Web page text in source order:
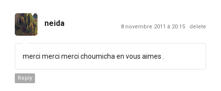
neida 8 novembre 2011 à 20:15 delete
merci merci merci choumicha en vous aimes .
Reply